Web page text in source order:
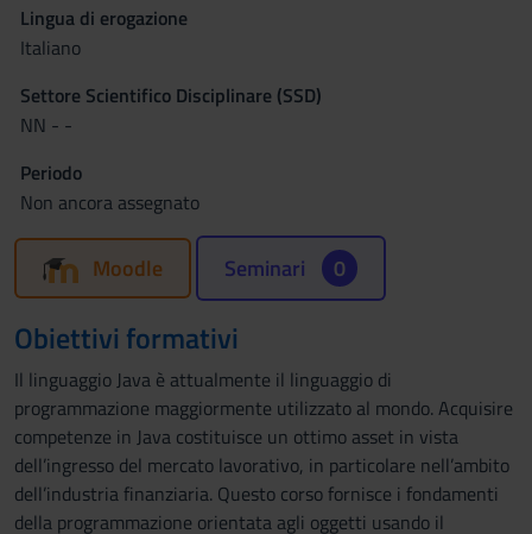
Lingua di erogazione
Italiano
Settore Scientifico Disciplinare (SSD)
NN - -
Periodo
Non ancora assegnato
Moodle Seminari 0
Obiettivi formativi
Il linguaggio Java è attualmente il linguaggio di
programmazione maggiormente utilizzato al mondo. Acquisire
competenze in Java costituisce un ottimo asset in vista
dell’ingresso del mercato lavorativo, in particolare nell’ambito
dell’industria finanziaria. Questo corso fornisce i fondamenti
della programmazione orientata agli oggetti usando il